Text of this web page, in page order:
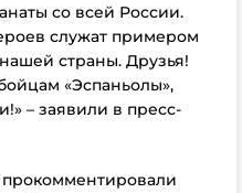
со всей России.
служат примером
страны. Друзья!
«Эспаньолы»,
– заявили в пресс-
прокомментировали